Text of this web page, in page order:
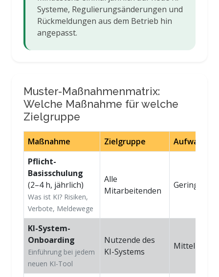
Systeme, Regulierungsänderungen und
Rückmeldungen aus dem Betrieb hin
angepasst.
Muster-Maßnahmenmatrix:
Welche Maßnahme für welche
Zielgruppe
Maßnahme Zielgruppe Aufwand
Pflicht-
Basisschulung
(2–4 h, jährlich)
Was ist KI? Risiken,
Verbote, Meldewege
Alle
Mitarbeitenden
Gering
KI-System-
Onboarding
Einführung bei jedem
neuen KI-Tool
Nutzende des
KI-Systems
Mittel